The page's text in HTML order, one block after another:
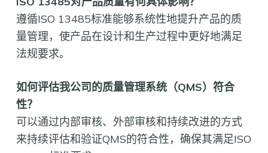
遵循ISO 13485标准能够系统性地提升产品的质
量管理，使产品在设计和生产过程中更好地满足
法规要求。
如何评估我公司的质量管理系统（QMS）符合
性？
可以通过内部审核、外部审核和持续改进的方式
来持续评估和验证QMS的符合性，确保其满足ISO